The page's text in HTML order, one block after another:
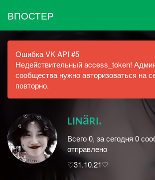
ВПОСТЕР
Ошибка VK API #5
Недействительный access_token!
сообщества нужно авторизоваться на
повторно.
ʟɪɴäʀɪ.
Всего 0, за сегодня 0
отправлено
♡31.10.21♡